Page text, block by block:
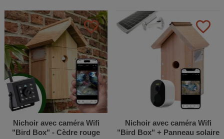
favorite_border
Nichoir avec caméra Wifi
"Bird Box" - Cèdre rouge
favorite_border
Nichoir avec caméra Wifi
"Bird Box" + Panneau solaire